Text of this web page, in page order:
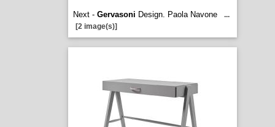
Next - Gervasoni Design. Paola Navone
...
[2 image(s)]